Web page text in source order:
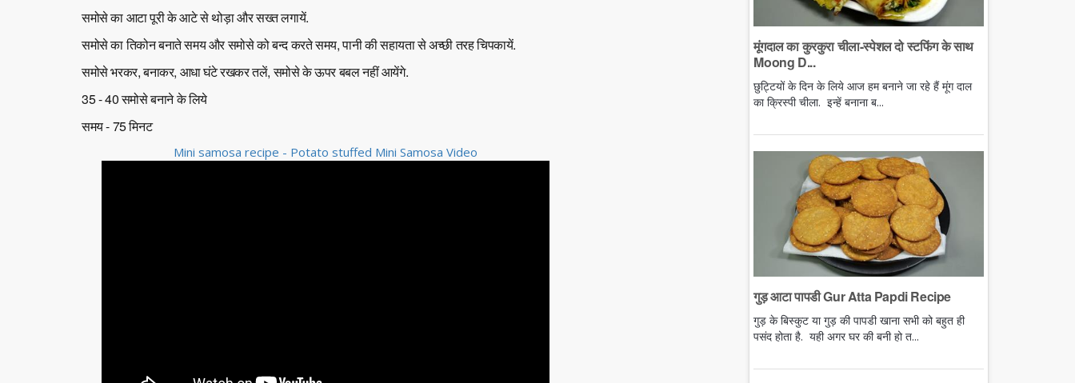
समोसे का आटा पूरी के आटे से थोड़ा और सख्त लगायें.
समोसे का तिकोन बनाते समय और समोसे को बन्द करते समय, पानी की सहायता से अच्छी तरह चिपकायें.
समोसे भरकर, बनाकर, आधा घंटे रखकर तलें, समोसे के ऊपर बबल नहीं आयेंगे.
35 - 40 समोसे बनाने के लिये
समय - 75 मिनट
Mini samosa recipe - Potato stuffed Mini Samosa Video
मूंगदाल का कुरकुरा चीला-स्पेशल दो स्टफिंग के साथ
Moong D...
छुट्टियों के दिन के लिये आज हम बनाने जा रहे हैं मूंग दाल
का क्रिस्पी चीला. इन्हें बनाना ब...
गुड़ आटा पापडी Gur Atta Papdi Recipe
गुड़ के बिस्कुट या गुड़ की पापडी खाना सभी को बहुत ही
पसंद होता है. यही अगर घर की बनी हो त...